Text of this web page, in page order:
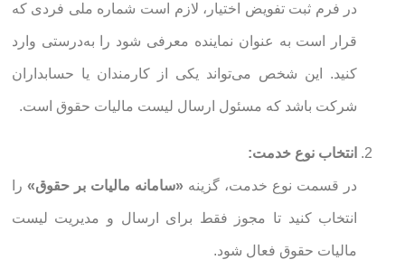
در فرم ثبت تفویض اختیار، لازم است شماره ملی فردی که
قرار است به عنوان نماینده معرفی شود را به‌درستی وارد
کنید. این شخص می‌تواند یکی از کارمندان یا حسابداران
شرکت باشد که مسئول ارسال لیست مالیات حقوق است.
انتخاب نوع خدمت:
در قسمت نوع خدمت، گزینه «سامانه مالیات بر حقوق» را
انتخاب کنید تا مجوز فقط برای ارسال و مدیریت لیست
مالیات حقوق فعال شود.